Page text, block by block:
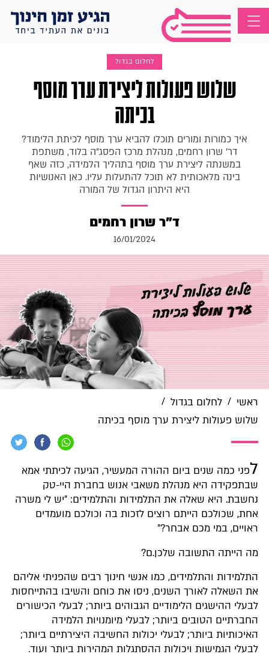
לחלום בגדול
שלוש פעולות ליצירת ערך מוסף
בכיתה
איך כמורות ומורים תוכלו להביא ערך מוסף לכיתת הלימוד?
דר' שרון רחמים, מנהלת מרכז הפסג"ה בלוד, משתפת
במשנתה ליצירת ערך מוסף בתהליך הלמידה, כזה שאף
בינה מלאכותית לא תוכל להתעלות עליו. כאן האנושיות
היא היתרון הגדול של המורה
ד"ר שרון רחמים
16/01/2024
ראשי / לחלום בגדול /
שלוש פעולות ליצירת ערך מוסף בכיתה
לפני כמה שנים ביום ההורה המעשיר, הגיעה לכיתתי אמא
שבתפקידה היא מנהלת משאבי אנוש בחברת היי-טק
נחשבת. היא שאלה את התלמידות והתלמידים: "יש לי משרה
אחת, שכולכם הייתם רוצים לזכות בה וכולכם מועמדים
ראויים, במי מכם אבחר?"
מה הייתה התשובה שלכן.ם?
התלמידות והתלמידים, כמו אנשי חינוך רבים שהפניתי אליהם
את השאלה לאורך השנים, ניסו את כוחם והשיבו בהתייחסות
לבעלי ההישגים הלימודיים הגבוהים ביותר; לבעלי הכישורים
החברתיים הטובים ביותר; לבעלי מיומנויות הלמידה
האיכותיות ביותר; לבעלי יכולות החשיבה היצירתיים ביותר;
לבעלי הגמישות ויכולות ההסתגלות המהירות ביותר ועוד.